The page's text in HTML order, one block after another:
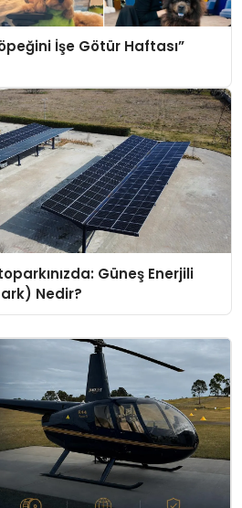
İşe Götür Haftası”
Güneş Enerjili
Nedir?